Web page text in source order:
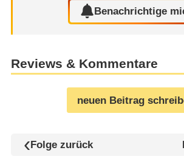
Benachrichtige
Reviews & Kommentare
neuen Beitrag
Folge zurück